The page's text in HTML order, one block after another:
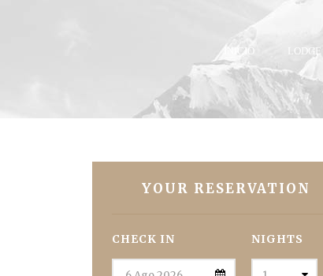
INICIO LODGE
YOUR RESERVATION
CHECK IN NIGHTS